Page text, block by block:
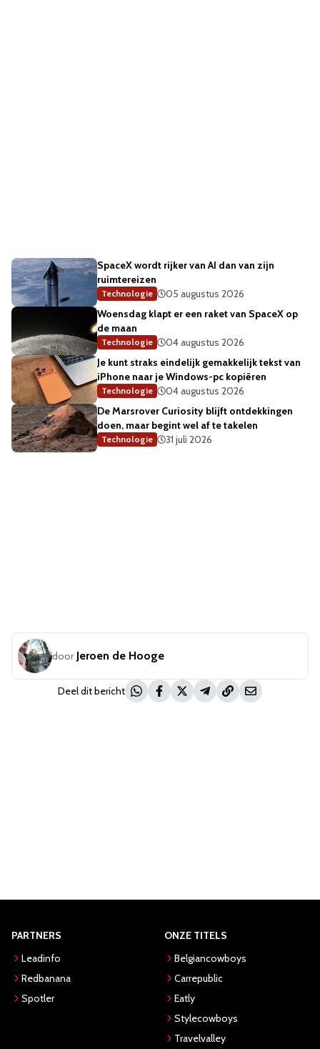
SpaceX wordt rijker van AI dan van zijn
ruimtereizen
Technologie
05 augustus 2026
Woensdag klapt er een raket van SpaceX op
de maan
Technologie
04 augustus 2026
Je kunt straks eindelijk gemakkelijk tekst van
iPhone naar je Windows-pc kopiëren
Technologie
04 augustus 2026
De Marsrover Curiosity blijft ontdekkingen
doen, maar begint wel af te takelen
Technologie 31 juli 2026
door Jeroen de Hooge
Deel dit bericht
PARTNERS
Leadinfo
Redbanana
Spotler
ONZE TITELS
Belgiancowboys
Carrepublic
Eatly
Stylecowboys
Travelvalley